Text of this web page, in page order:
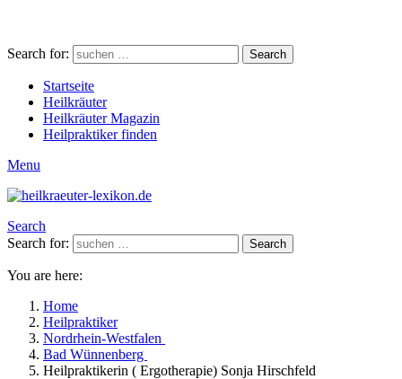
Search for: Search
Startseite
Heilkräuter
Heilkräuter Magazin
Heilpraktiker finden
Menu
Search
Search for:
Search
You are here:
Home
Heilpraktiker
Nordrhein-Westfalen
Bad Wünnenberg
Heilpraktikerin ( Ergotherapie) Sonja Hirschfeld